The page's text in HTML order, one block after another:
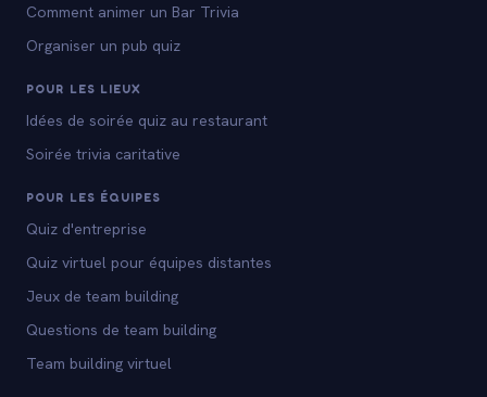
Comment animer un Bar Trivia
Organiser un pub quiz
POUR LES LIEUX
Idées de soirée quiz au restaurant
Soirée trivia caritative
POUR LES ÉQUIPES
Quiz d'entreprise
Quiz virtuel pour équipes distantes
Jeux de team building
Questions de team building
Team building virtuel